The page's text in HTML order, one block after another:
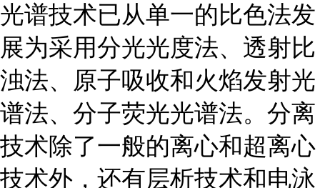
光谱技术已从单一的比色法发
展为采用分光光度法、透射比
浊法、原子吸收和火焰发射光
谱法、分子荧光光谱法。分离
技术除了一般的离心和超离心
技术外，还有层析技术和电泳